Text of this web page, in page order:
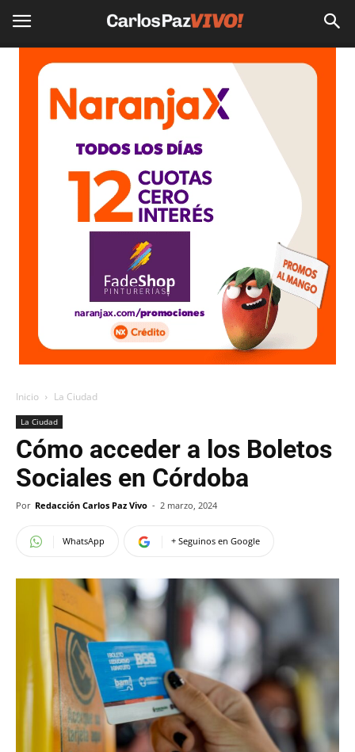
Inicio La Ciudad
La Ciudad
Cómo acceder a los Boletos
Sociales en Córdoba
Por Redacción Carlos Paz Vivo - 2 marzo, 2024
WhatsApp + Seguinos en Google